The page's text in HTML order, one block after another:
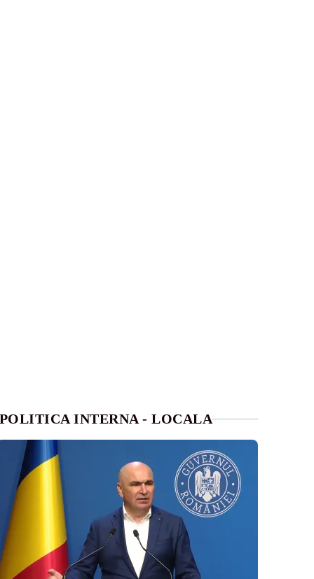
POLITICA INTERNA - LOCALA